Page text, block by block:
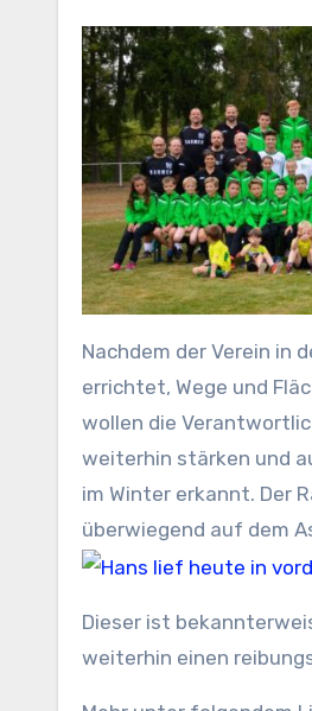
Nachdem der Verein in
errichtet, Wege und
wollen die
weiterhin stärken und
im Winter erkannt. Der
überwiegend auf dem
Dieser ist
weiterhin einen